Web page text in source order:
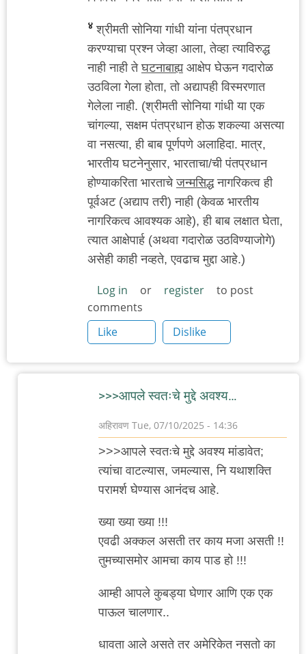
४ श्रीमती सोनिया गांधी यांना पंतप्रधान
करण्याचा प्रश्न जेव्हा आला, तेव्हा त्याविरुद्ध
नाही नाही तेघटनाबाह्यआक्षेप घेऊन गदारोळ
उठविला गेला होता, तो अद्यापही विस्मरणात
गेलेला नाही. (श्रीमती सोनिया गांधी या एक
चांगल्या, सक्षम पंतप्रधान होऊ शकल्या असत्या
वा नसत्या, ही बाब पूर्णपणे अलाहिदा. मात्र,
भारतीय घटनेनुसार, भारताचा/ची पंतप्रधान
होण्याकरिता भारताचेजन्मसिद्धनागरिकत्व ही
पूर्वअट (अद्याप तरी) नाही (केवळ भारतीय
नागरिकत्व आवश्यक आहे), ही बाब लक्षात घेता,
त्यात आक्षेपार्ह (अथवा गदारोळ उठविण्याजोगे)
असेही काही नव्हते, एवढाच मुद्दा आहे.)
Log in or register
to post
comments
Like
Dislike
>>>आपले स्वतःचे मुद्दे अवश्य…
अहिरावण Tue, 07/10/2025 - 14:36
reply
काय?
by
'न'वी
>>>आपले स्वतःचे मुद्दे अवश्य मांडावेत;
त्यांचा वाटल्यास, जमल्यास, नि यथाशक्ति
परामर्श घेण्यास आनंदच आहे.
ख्या ख्या ख्या !!!
एवढी अक्कल असती तर काय मजा असती !!
तुमच्यासमोर आमचा काय पाड हो !!!
आम्ही आपले कुबड्या घेणार आणि एक एक
पाऊल चालणार..
धावता आले असते तर अमेरिकेत नसतो का